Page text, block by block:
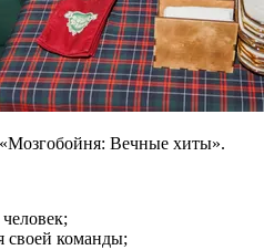
Вечные хиты».
своей команды;